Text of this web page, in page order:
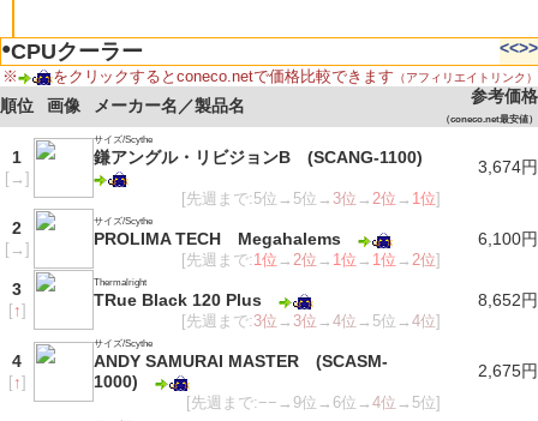
●CPUクーラー <<>>
※ をクリックするとconeco.netで価格比較できます （アフィリエイトリンク）
順位 画像 メーカー名／製品名 参考価格
（coneco.net最安値）
1
[→ ]
サイズ/Scythe
鎌アングル・リビジョンB (SCANG-1100)
[先週まで:5位→5位→ 3位 →2位 → 1位]
3,674円
2
[→ ]
サイズ/Scythe
PROLIMA TECH Megahalems
[先週まで:1位 →2位 → 1位 → 1位 →2位]
6,100円
3
[↑]
Thermalright
TRue Black 120 Plus
[先週まで:3位 → 3位 →4位 →5位→4位]
8,652円
4
[↑]
サイズ/Scythe
ANDY SAMURAI MASTER (SCASM-
1000)
[先週まで:−−→9位→6位→4位 →5位]
2,675円